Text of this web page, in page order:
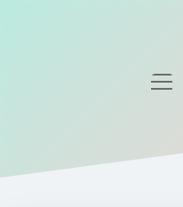
Gizlilik Politikası